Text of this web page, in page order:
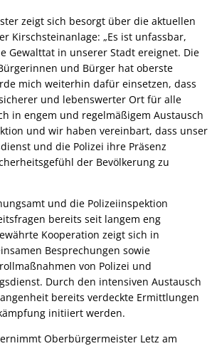
zeigt sich besorgt über die aktuellen
Kirschsteinanlage: „Es ist unfassbar,
Gewalttat in unserer Stadt ereignet. Die
und Bürger hat oberste
mich weiterhin dafür einsetzen, dass
und lebenswerter Ort für alle
in engem und regelmäßigem Austausch
und wir haben vereinbart, dass unser
und die Polizei ihre Präsenz
der Bevölkerung zu
und die Polizeiinspektion
bereits seit langem eng
Kooperation zeigt sich in
Besprechungen sowie
von Polizei und
Durch den intensiven Austausch
bereits verdeckte Ermittlungen
initiiert werden.
Oberbürgermeister Letz am